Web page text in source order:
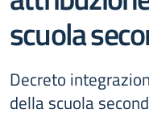
scuola
Decreto
della scuola